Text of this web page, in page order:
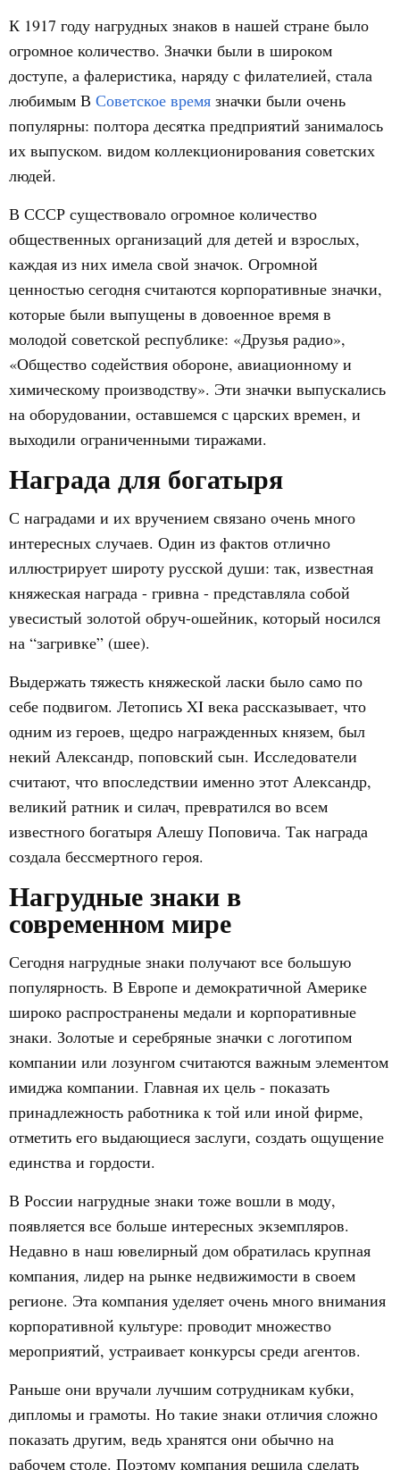
К 1917 году нагрудных знаков в нашей стране было
огромное количество. Значки были в широком
доступе, а фалеристика, наряду с филателией, стала
любимым В Советское время значки были очень
популярны: полтора десятка предприятий занималось
их выпуском. видом коллекционирования советских
людей.
В СССР существовало огромное количество
общественных организаций для детей и взрослых,
каждая из них имела свой значок. Огромной
ценностью сегодня считаются корпоративные значки,
которые были выпущены в довоенное время в
молодой советской республике: «Друзья радио»,
«Общество содействия обороне, авиационному и
химическому производству». Эти значки выпускались
на оборудовании, оставшемся с царских времен, и
выходили ограниченными тиражами.
Награда для богатыря
С наградами и их вручением связано очень много
интересных случаев. Один из фактов отлично
иллюстрирует широту русской души: так, известная
княжеская награда - гривна - представляла собой
увесистый золотой обруч-ошейник, который носился
на “загривке” (шее).
Выдержать тяжесть княжеской ласки было само по
себе подвигом. Летопись XI века рассказывает, что
одним из героев, щедро награжденных князем, был
некий Александр, поповский сын. Исследователи
считают, что впоследствии именно этот Александр,
великий ратник и силач, превратился во всем
известного богатыря Алешу Поповича. Так награда
создала бессмертного героя.
Нагрудные знаки в
современном мире
Сегодня нагрудные знаки получают все большую
популярность. В Европе и демократичной Америке
широко распространены медали и корпоративные
знаки. Золотые и серебряные значки с логотипом
компании или лозунгом считаются важным элементом
имиджа компании. Главная их цель - показать
принадлежность работника к той или иной фирме,
отметить его выдающиеся заслуги, создать ощущение
единства и гордости.
В России нагрудные знаки тоже вошли в моду,
появляется все больше интересных экземпляров.
Недавно в наш ювелирный дом обратилась крупная
компания, лидер на рынке недвижимости в своем
регионе. Эта компания уделяет очень много внимания
корпоративной культуре: проводит множество
мероприятий, устраивает конкурсы среди агентов.
Раньше они вручали лучшим сотрудникам кубки,
дипломы и грамоты. Но такие знаки отличия сложно
показать другим, ведь хранятся они обычно на
рабочем столе. Поэтому компания решила сделать